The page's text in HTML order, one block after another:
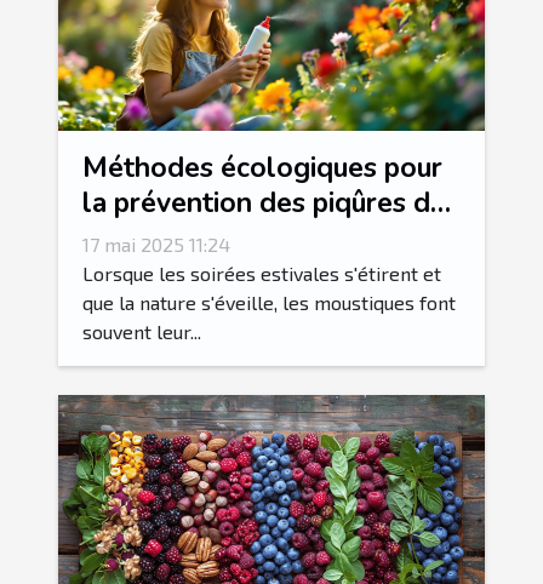
Méthodes écologiques pour
la prévention des piqûres de
moustiques
17 mai 2025 11:24
Lorsque les soirées estivales s'étirent et
que la nature s'éveille, les moustiques font
souvent leur...